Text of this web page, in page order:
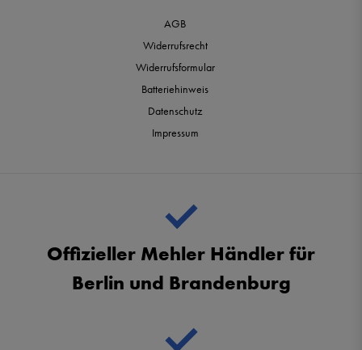
AGB
Widerrufsrecht
Widerrufsformular
Batteriehinweis
Datenschutz
Impressum
Offizieller Mehler Händler für
Berlin und Brandenburg